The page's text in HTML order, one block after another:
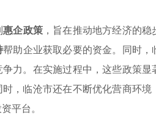
惠企政策，旨在推动地方经济的
帮助企业获取必要的资金。同时
力。在实施过程中，这些政策
，临沧市还在不断优化营商环
平台。